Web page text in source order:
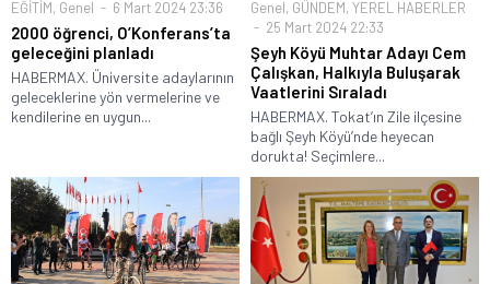
EĞİTİM, Genel 6 Mart 2024 23:36
2000 öğrenci, O’Konferans’ta
geleceğini planladı
HABERMAX. Üniversite adaylarının
geleceklerine yön vermelerine ve
kendilerine en uygun...
Genel, GÜNDEM, YEREL HABERLER
25 Mart 2024 22:33
Şeyh Köyü Muhtar Adayı Cem
Çalışkan, Halkıyla Buluşarak
Vaatlerini Sıraladı
HABERMAX. Tokat’ın Zile ilçesine
bağlı Şeyh Köyü’nde heyecan
dorukta! Seçimlere...